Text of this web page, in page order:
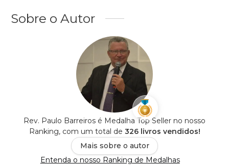
Sobre o Autor
Rev. Paulo Barreiros é Medalha Top Seller no nosso
Ranking, com um total de 326 livros vendidos!
Mais sobre o autor
Entenda o nosso Ranking de Medalhas